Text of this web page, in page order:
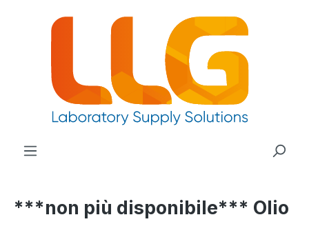
principale
***non più disponibile*** Olio